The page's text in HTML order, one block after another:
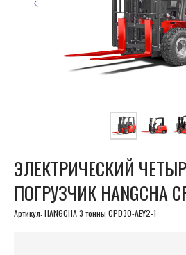
ЭЛЕКТРИЧЕСКИЙ
ПОГРУЗЧИК HANGCHA
Артикул: HANGCHA 3 тонны CPD30-AEY2-1